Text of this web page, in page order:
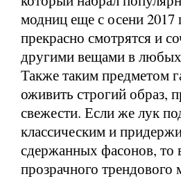
модниц еще с осени
прекрасно смотрятся и
другими вещами в любых
Также таким предметом
оживить строгий образ,
свежести. Если же лук
классическим и
сдержанных фасонов, то
прозрачного